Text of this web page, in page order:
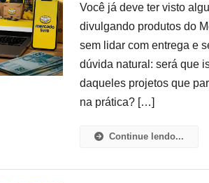
Você já deve ter visto
divulgando produtos do
sem lidar com entrega e
dúvida natural: será que
daqueles projetos que
na prática? […]
Continue lendo...